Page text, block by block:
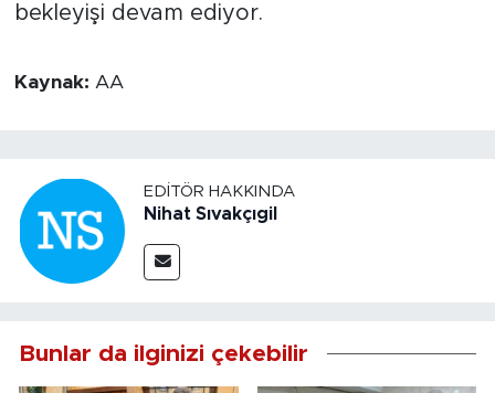
bekleyişi devam ediyor.
Kaynak: AA
EDITÖR HAKKINDA
Nihat Sıvakçıgil
Bunlar da ilginizi çekebilir